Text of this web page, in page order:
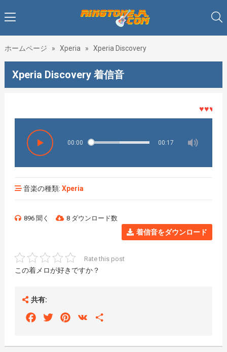
ホームページ » Xperia » Xperia Discovery
Xperia Discovery 着信音
♥♥♥着メ
00:00 00:17
音楽の種類: Xperia
896 聞く 8 ダウンロード数
着信音をダウンロード
Rate this post
この着メロが好きですか？
共有:
FacebookTwitterPinterest
VK